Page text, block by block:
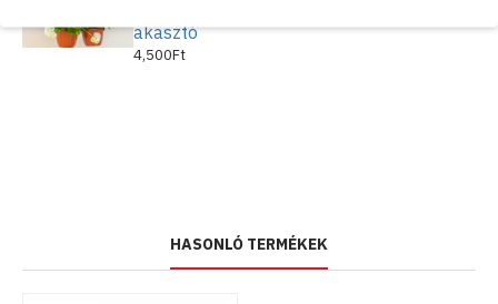
akasztó
4,500Ft
HASONLÓ TERMÉKEK